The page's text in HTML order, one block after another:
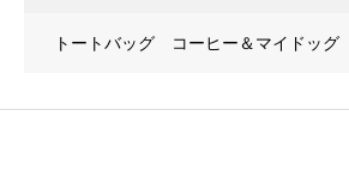
トートバッグ コーヒー＆マイドッグ